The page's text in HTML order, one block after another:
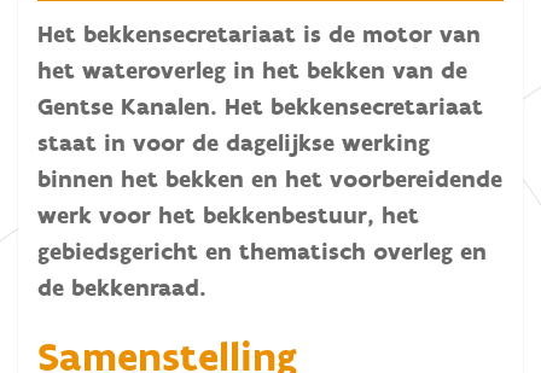
Het bekkensecretariaat is de motor van
het wateroverleg in het bekken van de
Gentse Kanalen. Het bekkensecretariaat
staat in voor de dagelijkse werking
binnen het bekken en het voorbereidende
werk voor het bekkenbestuur, het
gebiedsgericht en thematisch overleg en
de bekkenraad.
Samenstelling